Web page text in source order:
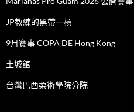
JP教練的黑帶一槓
9月賽事 COPA DE Hong Kong
土城館
台灣巴西柔術學院分院